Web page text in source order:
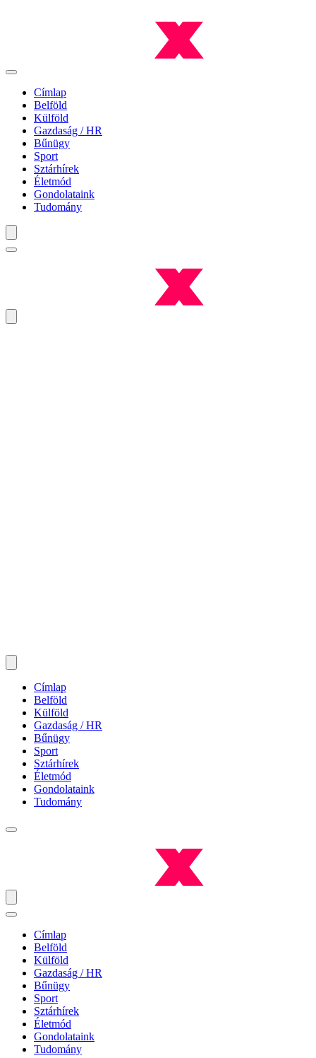
Címlap
Belföld
Külföld
Gazdaság / HR
Bűnügy
Sport
Sztárhírek
Életmód
Gondolataink
Tudomány
Címlap
Belföld
Külföld
Gazdaság / HR
Bűnügy
Sport
Sztárhírek
Életmód
Gondolataink
Tudomány
Címlap
Belföld
Külföld
Gazdaság / HR
Bűnügy
Sport
Sztárhírek
Életmód
Gondolataink
Tudomány